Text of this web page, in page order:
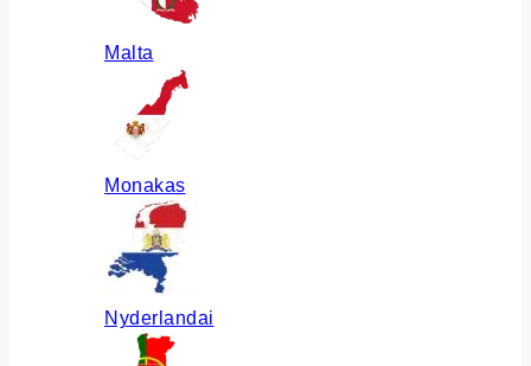
Malta
Monakas
Nyderlandai